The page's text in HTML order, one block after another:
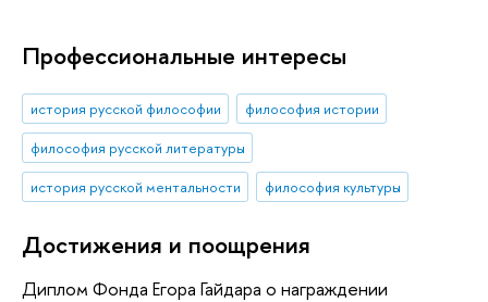
Профессиональные интересы
история русской философии
философия истории
философия русской литературы
история русской ментальности
философия культуры
Достижения и поощрения
Диплом Фонда Егора Гайдара о награждении